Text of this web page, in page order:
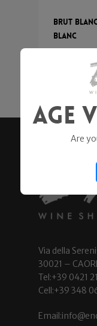
Brut
Blanc
Via della
30021 –
Tel:+39 0421
Cell:+39 348
Age
Are